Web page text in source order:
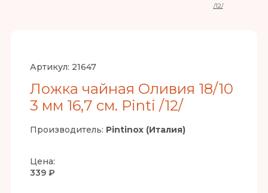
/12/
Артикул: 21647
Ложка чайная Оливия 18/10
3 мм 16,7 см. Pinti /12/
Производитель: Pintinox (Италия)
Цена:
339 ₽